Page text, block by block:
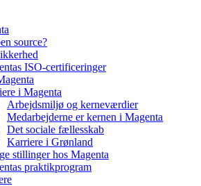
source?
ISO-certificeringer
i Magenta
Arbejdsmiljø og kerneværdier
Medarbejderne er kernen i Magenta
Det sociale fællesskab
Karriere i Grønland
stillinger hos Magenta​
praktikprogram